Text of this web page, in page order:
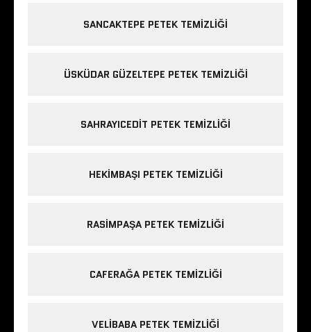
SANCAKTEPE PETEK TEMIZLIĞI
ÜSKÜDAR GÜZELTEPE PETEK TEMIZLIĞI
SAHRAYICEDIT PETEK TEMIZLIĞI
HEKIMBAŞI PETEK TEMIZLIĞI
RASIMPAŞA PETEK TEMIZLIĞI
CAFERAĞA PETEK TEMIZLIĞI
VELIBABA PETEK TEMIZLIĞI